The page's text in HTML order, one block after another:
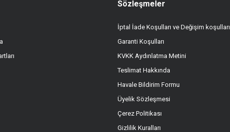
Gönder
Sözleşmeler
İptal İade Koşulları ve Değişim koşulları
Garanti Koşulları
KVKK Aydınlatma Metini
Teslimat Hakkında
Havale Bildirim Formu
Üyelik Sözleşmesi
Çerez Politikası
Gizlilik Kuralları